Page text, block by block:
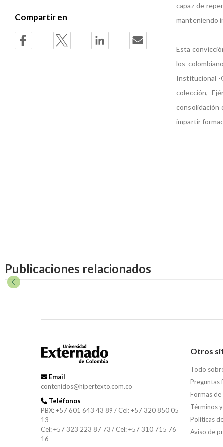
capaz de
manteniendo
Esta
los
Institucional -
colección,
consolidación
impartir
Compartir en
Publicaciones relacionados
Email
contenidos@hipertexto.com.co
Teléfonos
PBX: +57 601 643 43 89 / Cel: +57 320 850 05
13
Cel: +57 323 223 87 73 / Cel: +57 310 715 76
16
Otros
Todo
Preguntas
Formas de
Términos
Políticas
Aviso de